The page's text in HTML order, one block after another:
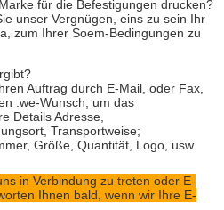
für die Befestigungen drucken?
unser Vergnügen, eins zu sein Ihr
zum Ihrer Soem-Bedingungen zu
Auftrag durch E-Mail, oder Fax,
.we-Wunsch, um das
Details Adresse,
Transportweise;
Größe, Quantität, Logo, usw.
in Verbindung zu treten oder E-
Ihnen bald, wenn wir Ihre E-